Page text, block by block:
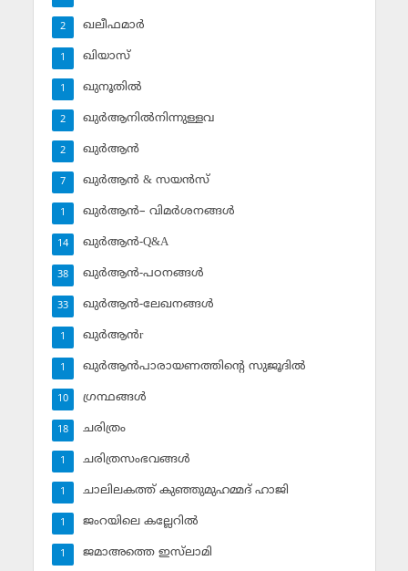
ഖലീഫമാര്‍
2
ഖിയാസ്
1
ഖുനൂതില്‍
1
ഖുര്‍ആനില്‍നിന്നുള്ളവ
2
ഖുര്‍ആന്‍
2
ഖുര്‍ആന്‍ & സയന്‍സ്‌
7
ഖുര്‍ആന്‍– വിമര്‍ശനങ്ങള്‍
1
ഖുര്‍ആന്‍-Q&A
14
ഖുര്‍ആന്‍-പഠനങ്ങള്‍
38
ഖുര്‍ആന്‍-ലേഖനങ്ങള്‍
33
ഖുര്‍ആന്‍r
1
ഖുര്‍ആന്‍പാരായണത്തിന്റെ സുജൂദില്‍
1
ഗ്രന്ഥങ്ങള്‍
10
ചരിത്രം
18
ചരിത്രസംഭവങ്ങള്‍
1
ചാലിലകത്ത് കുഞ്ഞുമുഹമ്മദ് ഹാജി
1
ജംറയിലെ കല്ലേറില്‍
1
ജമാഅത്തെ ഇസ്‌ലാമി
1